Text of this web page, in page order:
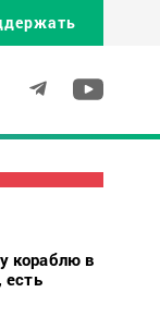
кораблю в
есть